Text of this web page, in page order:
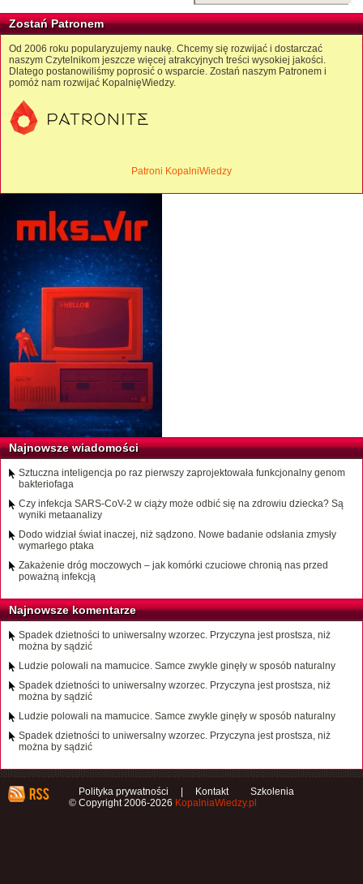
Zostań Patronem
Od 2006 roku popularyzujemy naukę. Chcemy się rozwijać i dostarczać
naszym Czytelnikom jeszcze więcej atrakcyjnych treści wysokiej jakości.
Dlatego postanowiliśmy poprosić o wsparcie. Zostań naszym Patronem i
pomóż nam rozwijać KopalnięWiedzy.
Patroni KopalniWiedzy
Najnowsze wiadomości
Sztuczna inteligencja po raz pierwszy zaprojektowała funkcjonalny genom
bakteriofaga
Czy infekcja SARS-CoV-2 w ciąży może odbić się na zdrowiu dziecka? Są
wyniki metaanalizy
Dodo widział świat inaczej, niż sądzono. Nowe badanie odsłania zmysły
wymarłego ptaka
Zakażenie dróg moczowych – jak komórki czuciowe chronią nas przed
poważną infekcją
Najnowsze komentarze
Spadek dzietności to uniwersalny wzorzec. Przyczyna jest prostsza, niż
można by sądzić
Ludzie polowali na mamucice. Samce zwykle ginęły w sposób naturalny
Spadek dzietności to uniwersalny wzorzec. Przyczyna jest prostsza, niż
można by sądzić
Ludzie polowali na mamucice. Samce zwykle ginęły w sposób naturalny
Spadek dzietności to uniwersalny wzorzec. Przyczyna jest prostsza, niż
można by sądzić
Polityka prywatności Kontakt
Szkolenia
© Copyright 2006-2026 KopalniaWiedzy.pl